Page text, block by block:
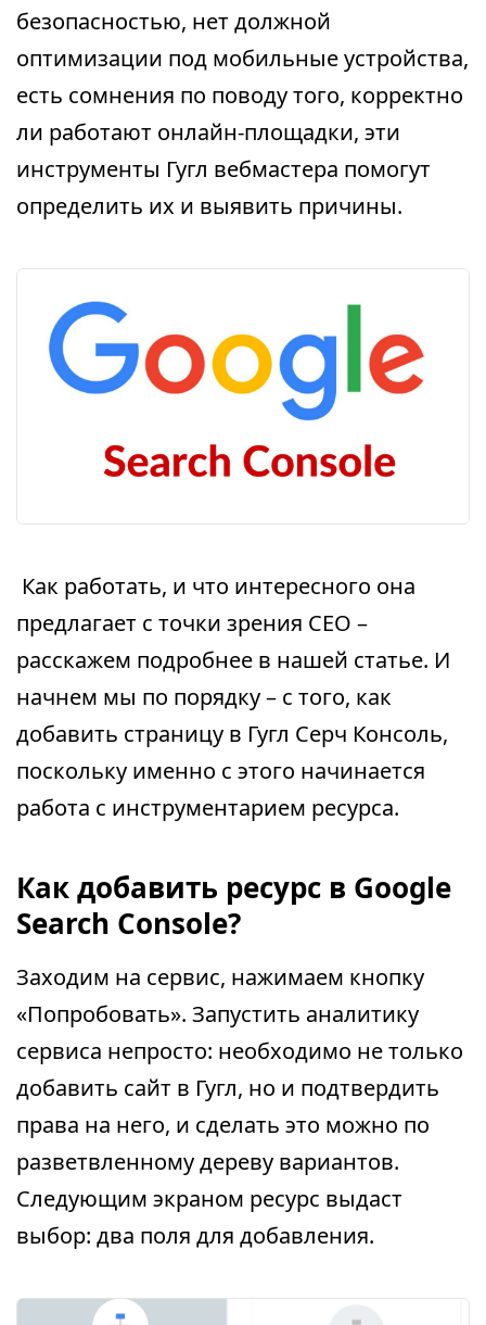
безопасностью, нет должной
оптимизации под мобильные устройства,
есть сомнения по поводу того, корректно
ли работают онлайн-площадки, эти
инструменты Гугл вебмастера помогут
определить их и выявить причины.
Как работать, и что интересного она
предлагает с точки зрения СЕО –
расскажем подробнее в нашей статье. И
начнем мы по порядку – с того, как
добавить страницу в Гугл Серч Консоль,
поскольку именно с этого начинается
работа с инструментарием ресурса.
Как добавить ресурс в Google
Search Console?
Заходим на сервис, нажимаем кнопку
«Попробовать». Запустить аналитику
сервиса непросто: необходимо не только
добавить сайт в Гугл, но и подтвердить
права на него, и сделать это можно по
разветвленному дереву вариантов.
Следующим экраном ресурс выдаст
выбор: два поля для добавления.